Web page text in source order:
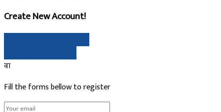
Create New Account!
वा
Fill the forms bellow to register